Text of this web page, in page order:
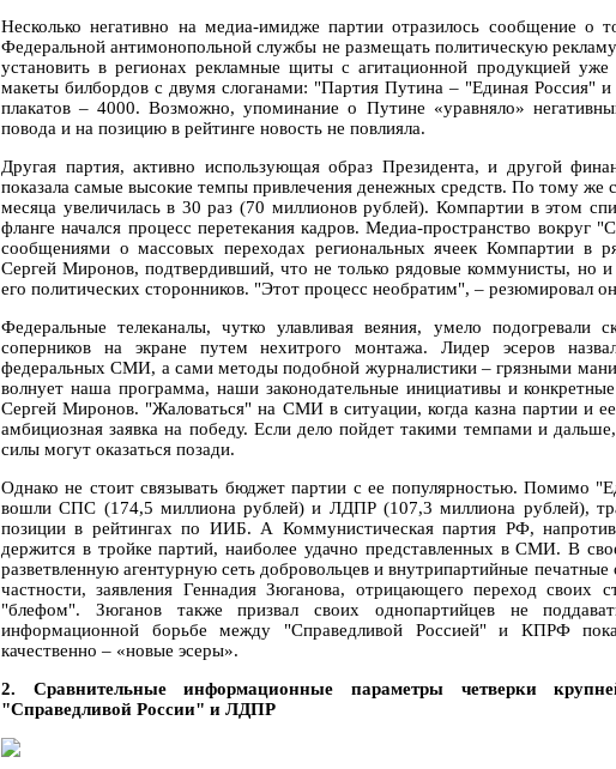
Несколько негативно на медиа-имидже партии отразилось сообщение о
Федеральной антимонопольной службы не размещать политическую
установить в регионах рекламные щиты с агитационной продукцией
макеты билбордов с двумя слоганами: "Партия Путина – "Единая
плакатов – 4000. Возможно, упоминание о Путине «уравняло»
повода и на позицию в рейтинге новость не повлияла.
Другая партия, активно использующая образ Президента, и другой
показала самые высокие темпы привлечения денежных средств. По тому же
месяца увеличилась в 30 раз (70 миллионов рублей). Компартии в этом
фланге начался процесс перетекания кадров. Медиа-пространство вокруг
сообщениями о массовых переходах региональных ячеек Компартии в
Сергей Миронов, подтвердивший, что не только рядовые коммунисты, но и
его политических сторонников. "Этот процесс необратим", – резюмировал
Федеральные телеканалы, чутко улавливая веяния, умело подогревали
соперников на экране путем нехитрого монтажа. Лидер эсеров
федеральных СМИ, а сами методы подобной журналистики – грязными
волнует наша программа, наши законодательные инициативы и
Сергей Миронов. "Жаловаться" на СМИ в ситуации, когда казна партии и
амбициозная заявка на победу. Если дело пойдет такими темпами и
силы могут оказаться позади.
Однако не стоит связывать бюджет партии с ее популярностью. Помимо
вошли СПС (174,5 миллиона рублей) и ЛДПР (107,3 миллиона рублей),
позиции в рейтингах по ИИБ. А Коммунистическая партия РФ,
держится в тройке партий, наиболее удачно представленных в СМИ. В
разветвленную агентурную сеть добровольцев и внутрипартийные
частности, заявления Геннадия Зюганова, отрицающего переход своих
"блефом". Зюганов также призвал своих однопартийцев не
информационной борьбе между "Справедливой Россией" и КПРФ
качественно – «новые эсеры».
2. Сравнительные информационные параметры четверки
"Справедливой России" и ЛДПР